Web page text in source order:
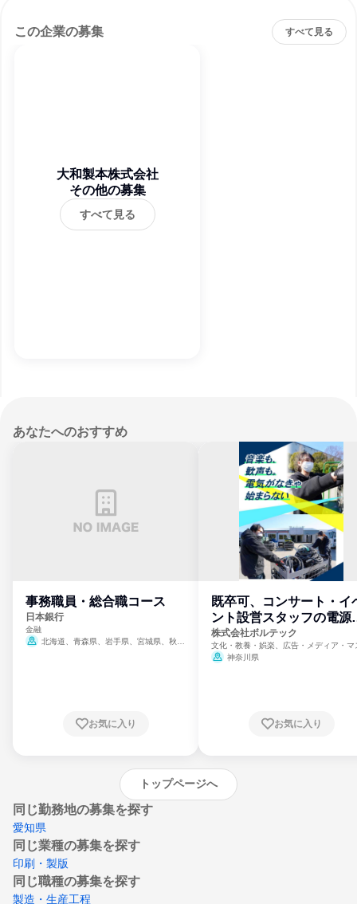
この企業の募集 すべて見る
大和製本株式会社
その他の募集
すべて見る
あなたへのおすすめ
事務職員・総合職コース
日本銀行
金融
北海道、青森県、岩手県、宮城県、秋田
崎県、熊本県、大分県、宮崎県、鹿児島県、
お気に入り
既卒可、コンサート・イ
ント設営スタッフの電源
門
株式会社ボルテック
文化・教養・娯楽、広告・メディア・マ
ミ、電力・ガス・水道・エネルギー
神奈川県
お気に入り
トップページへ
同じ勤務地の募集を探す
愛知県
同じ業種の募集を探す
印刷・製版
同じ職種の募集を探す
製造・生産工程